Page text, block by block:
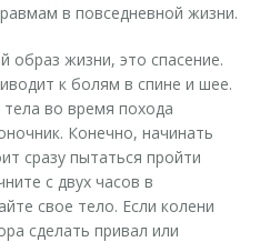
в повседневной жизни.
образ жизни, это спасение.
к болям в спине и шее.
во время похода
Конечно, начинать
сразу пытаться пройти
с двух часов в
свое тело. Если колени
сделать привал или